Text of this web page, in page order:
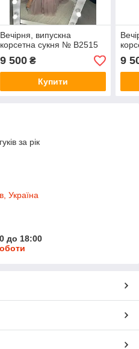
Вечірня, випускна
корсетна сукня № В2515
9 500₴
Купити
9
за рік
Україна
до 18:00